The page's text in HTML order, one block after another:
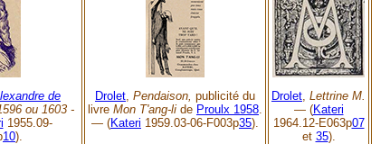
de
ou 1603 -
1955.09-
10).
Drolet Pendaison, publicité du
livre Mon T'ang-li de Proulx 1958
— (Kateri 1959.03-06-F003p35).
Drolet Lettrine M.
— (Kateri
1964.12-E063p07
et 35).